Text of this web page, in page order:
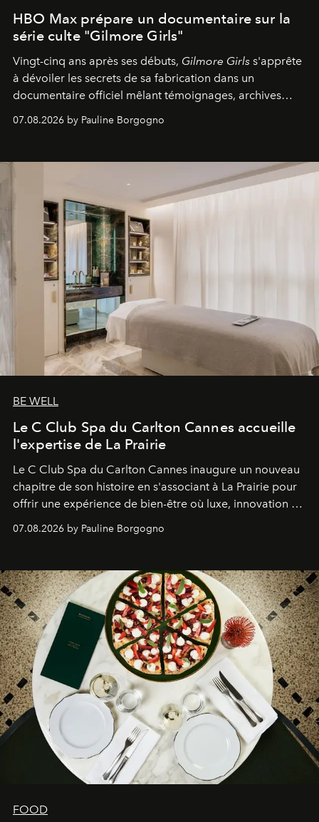
HBO Max prépare un documentaire sur la
série culte "Gilmore Girls"
Vingt-cinq ans après ses débuts, Gilmore Girls s'apprête
à dévoiler les secrets de sa fabrication dans un
documentaire officiel mêlant témoignages, archives
générationnel.
07.08.2026 by Pauline Borgogno
BE WELL
Le C Club Spa du Carlton Cannes accueille
l'expertise de La Prairie
Le C Club Spa du Carlton Cannes inaugure un nouveau
chapitre de son histoire en s'associant à La Prairie pour
offrir une expérience de bien-être où luxe, innovation et
07.08.2026 by Pauline Borgogno
FOOD